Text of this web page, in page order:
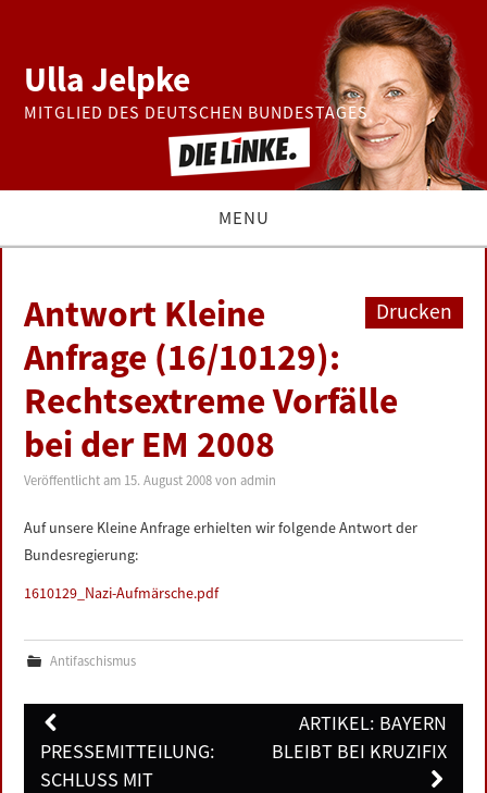
Ulla Jelpke
MITGLIED DES DEUTSCHEN BUNDESTAGES
MENU
BUNDESTAG
PRESSE
ZUR PERSON
DATENSCHUTZERKLÄRUNG
Drucken
Antwort Kleine
Anfrage (16/10129):
Rechtsextreme Vorfälle
bei der EM 2008
Veröffentlicht am 15. August 2008 vonadmin
Auf unsere Kleine Anfrage erhielten wir folgende Antwort der
Bundesregierung:
1610129_Nazi-Aufmärsche.pdf
Antifaschismus
Post
navigation
PRESSEMITTEILUNG:
SCHLUSS MIT
ARTIKEL: BAYERN
BLEIBT BEI KRUZIFIX